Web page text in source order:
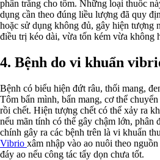
phân trắng cho tôm. Những loại thuốc
dụng cần theo đúng liều lượng đã quy
hoặc sử dụng không đủ, gây hiện tượng
điều trị kéo dài, vừa tốn kém vừa không
4. Bệnh do vi khuẩn
Bệnh có biểu hiện đứt râu, thối mang,
Tôm bẩn mình, bẩn mang, cơ thể
rồi chết. Hiện tượng chết có thể xảy ra
nếu mãn tính có thể gây chậm lớn, phân
chính gây ra các bệnh trên là vi khuẩn
Vibrio xâm nhập vào ao nuôi theo
đáy ao nếu công tác tẩy dọn chưa tốt.